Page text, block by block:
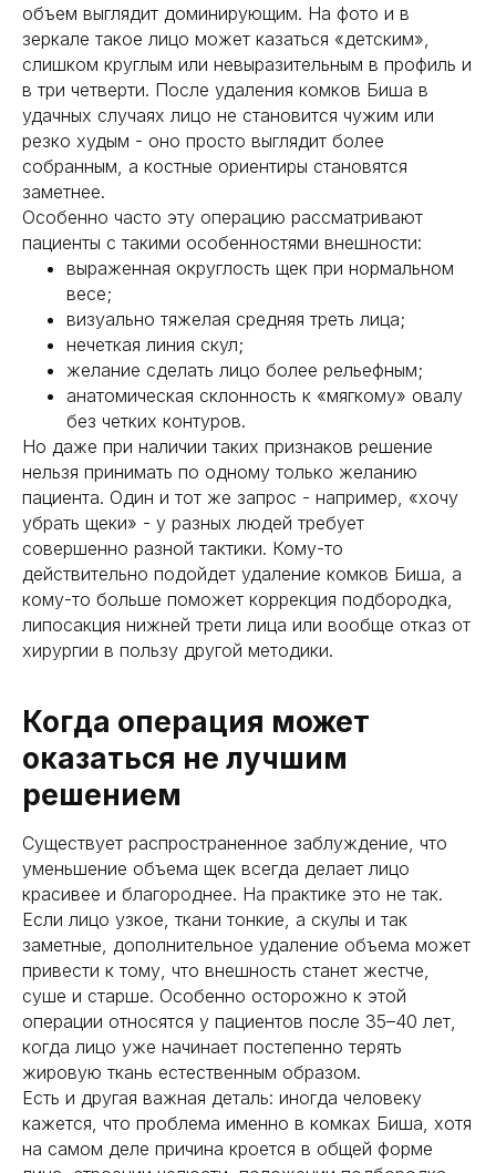
объем выглядит доминирующим. На фото и в
зеркале такое лицо может казаться «детским»,
слишком круглым или невыразительным в профиль и
в три четверти. После удаления комков Биша в
удачных случаях лицо не становится чужим или
резко худым - оно просто выглядит более
собранным, а костные ориентиры становятся
заметнее.
Особенно часто эту операцию рассматривают
пациенты с такими особенностями внешности:
выраженная округлость щек при нормальном
весе;
визуально тяжелая средняя треть лица;
нечеткая линия скул;
желание сделать лицо более рельефным;
анатомическая склонность к «мягкому» овалу
без четких контуров.
Но даже при наличии таких признаков решение
нельзя принимать по одному только желанию
пациента. Один и тот же запрос - например, «хочу
убрать щеки» - у разных людей требует
совершенно разной тактики. Кому-то
действительно подойдет удаление комков Биша, а
кому-то больше поможет коррекция подбородка,
липосакция нижней трети лица или вообще отказ от
хирургии в пользу другой методики.
Когда операция может
оказаться не лучшим
решением
Существует распространенное заблуждение, что
уменьшение объема щек всегда делает лицо
красивее и благороднее. На практике это не так.
Если лицо узкое, ткани тонкие, а скулы и так
заметные, дополнительное удаление объема может
привести к тому, что внешность станет жестче,
суше и старше. Особенно осторожно к этой
операции относятся у пациентов после 35–40 лет,
когда лицо уже начинает постепенно терять
жировую ткань естественным образом.
Есть и другая важная деталь: иногда человеку
кажется, что проблема именно в комках Биша, хотя
на самом деле причина кроется в общей форме